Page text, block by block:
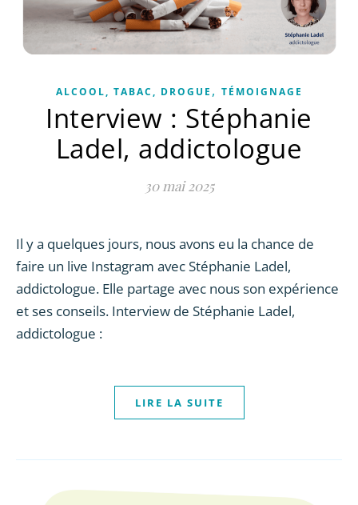
ALCOOL, TABAC, DROGUE , TÉMOIGNAGE
Interview : Stéphanie
Ladel, addictologue
30 mai 2025
Il y a quelques jours, nous avons eu la chance de
faire un live Instagram avec Stéphanie Ladel,
addictologue. Elle partage avec nous son expérience
et ses conseils. Interview de Stéphanie Ladel,
addictologue :
LIRE LA SUITE